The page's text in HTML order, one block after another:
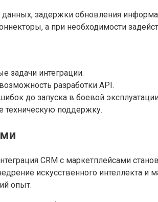
задержки обновления
а при необходимости
задачи интеграции.
разработки API.
до запуска в боевой
техническую поддержку.
CRM с маркетплейсами
искусственного интеллекта и
опыт.